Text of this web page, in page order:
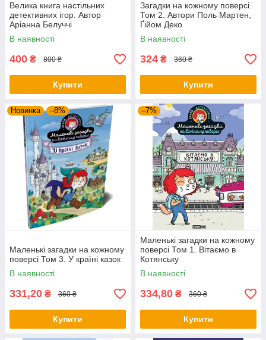
Велика книга настільних
детективних ігор. Автор
Аріанна Белуччі
В наявності
400 ₴ 800 ₴
Купити
Загадки на кожному поверсі.
Том 2. Автори Поль Мартен,
Ґійом Деко
В наявності
324 ₴ 360 ₴
Купити
Новинка –8%
Маленькі загадки на кожному
поверсі Том 3. У країні казок
В наявності
331,20 ₴ 360 ₴
Купити
–7%
Маленькі загадки на кожному
поверсі Том 1. Вітаємо в
Котянську
В наявності
334,80 ₴ 360 ₴
Купити